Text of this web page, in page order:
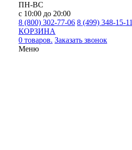
ПН-ВС
с 10:00 до 20:00
8 (800) 302-77-06 8 (499) 348-15-11
КОРЗИНА
0 товаров. Заказать звонок
Меню